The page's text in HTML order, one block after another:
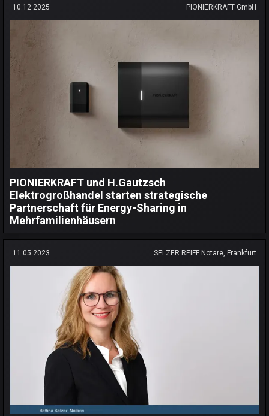
10.12.2025 PIONIERKRAFT GmbH
PIONIERKRAFT und H.Gautzsch
Elektrogroßhandel starten strategische
Partnerschaft für Energy-Sharing in
Mehrfamilienhäusern
11.05.2023 SELZER REIFF Notare, Frankfurt